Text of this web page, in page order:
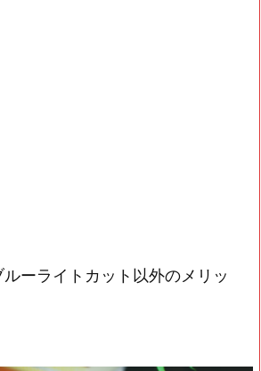
ーライトカット以外のメリッ